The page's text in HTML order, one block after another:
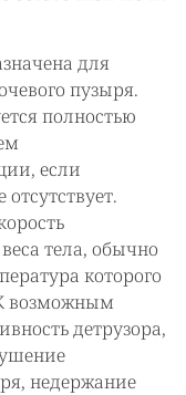
для
пузыря.
полностью
если
тела, обычно
которого
возможным
детрузора,
недержание